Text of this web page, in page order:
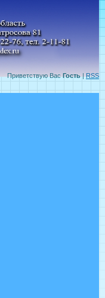
Приветствую Вас Гость|RSS